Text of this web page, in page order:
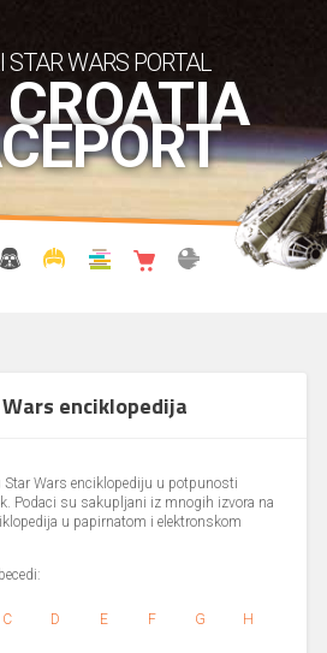
STAR WARS PORTAL
enciklopedija
Star Wars enciklopediju u potpunosti
Podaci su sakupljani iz mnogih izvora na
u papirnatom i elektronskom
C D E F G H